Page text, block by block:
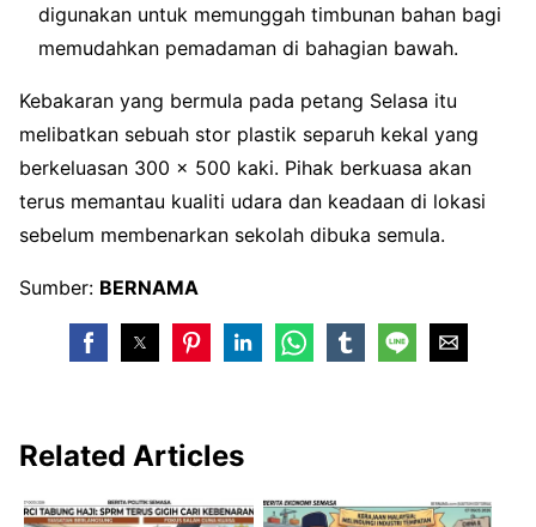
digunakan untuk memunggah timbunan bahan bagi
memudahkan pemadaman di bahagian bawah.
Kebakaran yang bermula pada petang Selasa itu
melibatkan sebuah stor plastik separuh kekal yang
berkeluasan 300 x 500 kaki. Pihak berkuasa akan
terus memantau kualiti udara dan keadaan di lokasi
sebelum membenarkan sekolah dibuka semula.
Sumber: BERNAMA
Related Articles